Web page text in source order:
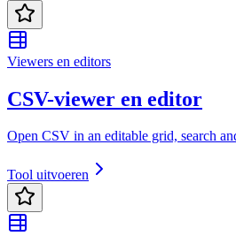
Viewers en editors
CSV-viewer en editor
Open CSV in an editable grid, search
Tool uitvoeren